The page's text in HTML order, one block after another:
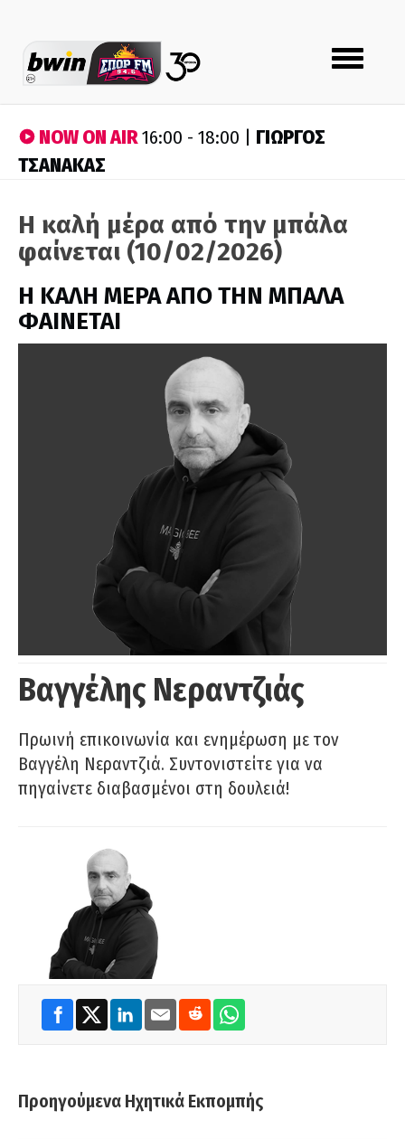
Toggle
navigation
NOW ON AIR16:00 - 18:00 | ΓΙΩΡΓΟΣ
ΤΣΑΝΑΚΑΣ
Η καλή μέρα από την μπάλα
φαίνεται (10/02/2026)
H ΚΑΛΗ ΜΕΡΑ ΑΠΟ ΤΗΝ ΜΠΑΛΑ
ΦΑΙΝΕΤΑΙ
Βαγγέλης Νεραντζιάς
Πρωινή επικοινωνία και ενημέρωση με τον
Βαγγέλη Νεραντζιά. Συντονιστείτε για να
πηγαίνετε διαβασμένοι στη δουλειά!
Προηγούμενα Ηχητικά Εκπομπής